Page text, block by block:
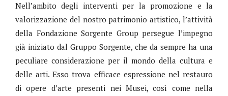
Nell’ambito degli interventi per la promozione e la
valorizzazione del nostro patrimonio artistico, l’attività
della Fondazione Sorgente Group persegue l’impegno
già iniziato dal Gruppo Sorgente, che da sempre ha una
peculiare considerazione per il mondo della cultura e
delle arti. Esso trova efficace espressione nel restauro
di opere d’arte presenti nei Musei, così come nella